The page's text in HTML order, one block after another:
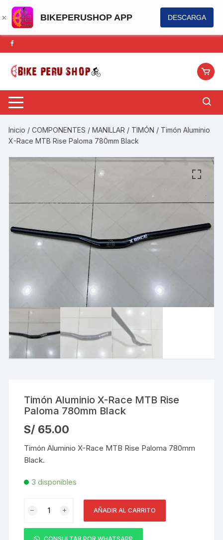
BIKEPERUSHOP APP DESCARGA
Saltar
al
contenido
Inicio /COMPONENTES /MANILLAR / TIMÓN / Timón Aluminio
X-Race MTB Rise Paloma 780mm Black
Timón Aluminio X-Race MTB Rise
Paloma 780mm Black
S/ 65.00
Timón Aluminio X-Race MTB Rise Paloma 780mm
Black.
3 disponibles
Aluminio
X-
AÑADIR AL CARRITO